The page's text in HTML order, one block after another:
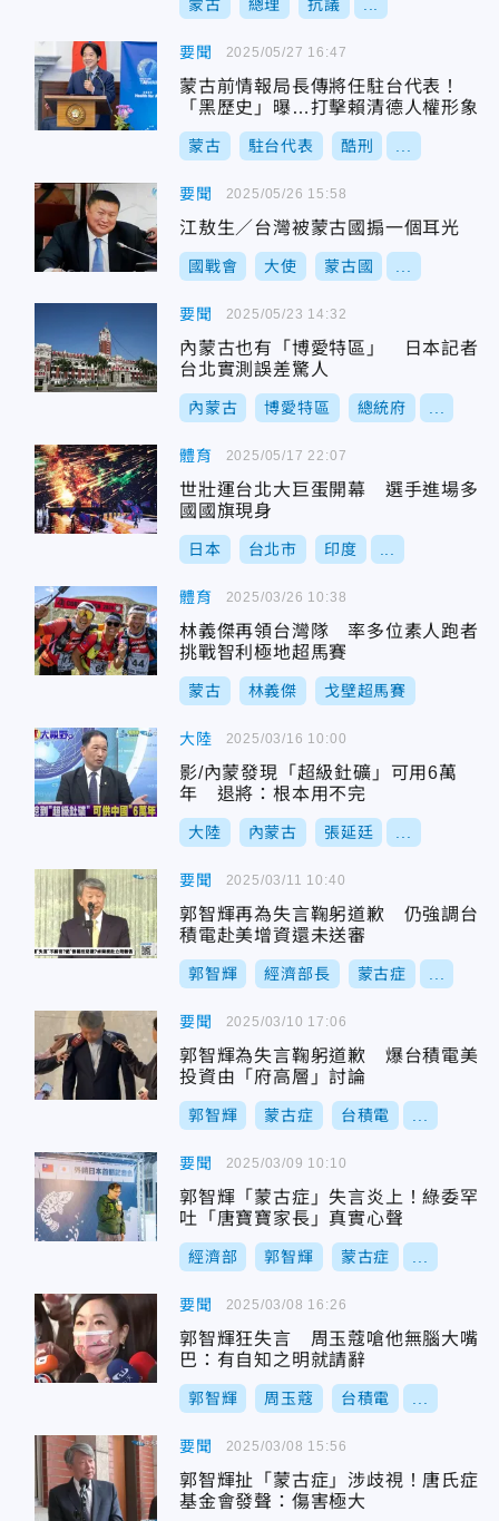
蒙古 總理 抗議
要聞
蒙古前情報局長傳將任駐台代表！
「黑歷史」曝…打擊賴清德人權形象
蒙古 駐台代表 酷刑
2025/05/27 16:47
要聞
江敖生／台灣被蒙古國搧一個耳光
國戰會 大使 蒙古國
2025/05/26 15:58
要聞
內蒙古也有「博愛特區」 日本記者
台北實測誤差驚人
內蒙古 博愛特區 總統府
2025/05/23 14:32
體育
世壯運台北大巨蛋開幕 選手進場多
國國旗現身
日本 台北市 印度
2025/05/17 22:07
體育
林義傑再領台灣隊 率多位素人跑者
挑戰智利極地超馬賽
蒙古 林義傑 戈壁超馬賽
2025/03/26 10:38
大陸
影/內蒙發現「超級釷礦」可用6萬
年 退將：根本用不完
大陸 內蒙古 張延廷
2025/03/16 10:00
要聞
郭智輝再為失言鞠躬道歉 仍強調台
積電赴美增資還未送審
郭智輝 經濟部長 蒙古症
2025/03/11 10:40
要聞
郭智輝為失言鞠躬道歉 爆台積電美
投資由「府高層」討論
郭智輝 蒙古症 台積電
2025/03/10 17:06
要聞
郭智輝「蒙古症」失言炎上！綠委罕
吐「唐寶寶家長」真實心聲
經濟部 郭智輝 蒙古症
2025/03/09 10:10
要聞
郭智輝狂失言 周玉蔻嗆他無腦大嘴
巴：有自知之明就請辭
郭智輝 周玉蔻 台積電
2025/03/08 16:26
要聞
郭智輝扯「蒙古症」涉歧視！唐氏症
基金會發聲：傷害極大
2025/03/08 15:56